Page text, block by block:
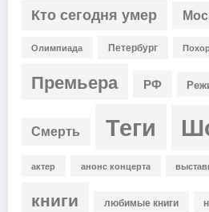
Кто сегодня умер
Олимпиада Петербург
Премьера РФ
Смерть Теги
актер анонс концерта
книги любимые книги